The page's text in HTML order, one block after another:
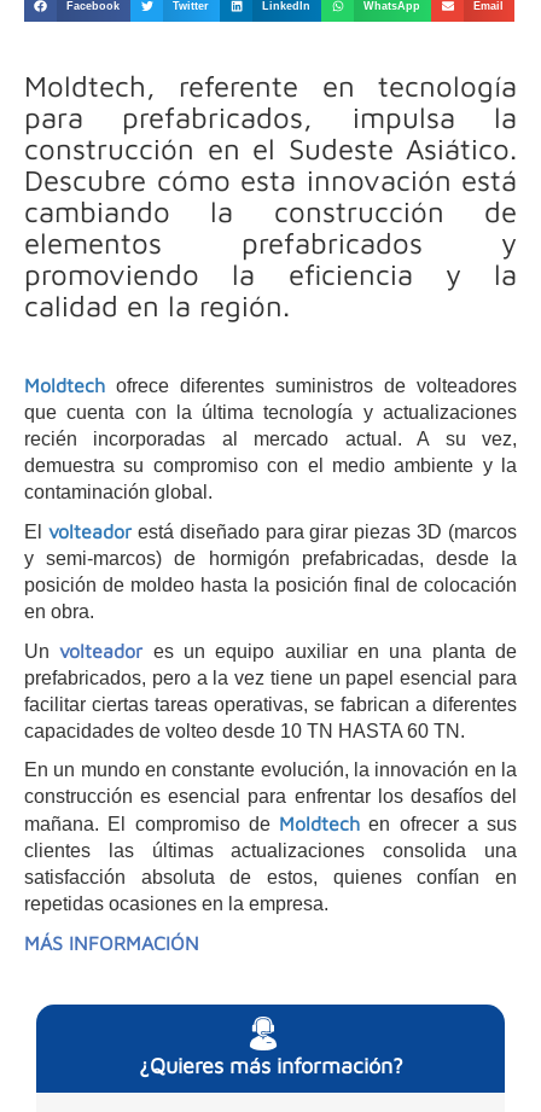
Facebook Twitter LinkedIn WhatsApp Email
Moldtech, referente en tecnología
para prefabricados, impulsa la
construcción en el Sudeste Asiático.
Descubre cómo esta innovación está
cambiando la construcción de
elementos prefabricados y
promoviendo la eficiencia y la
calidad en la región.
Moldtech ofrece diferentes suministros de volteadores
que cuenta con la última tecnología y actualizaciones
recién incorporadas al mercado actual. A su vez,
demuestra su compromiso con el medio ambiente y la
contaminación global.
El volteadorestá diseñado para girar piezas 3D (marcos
y semi-marcos) de hormigón prefabricadas, desde la
posición de moldeo hasta la posición final de colocación
en obra.
Unvolteador es un equipo auxiliar en una planta de
prefabricados, pero a la vez tiene un papel esencial para
facilitar ciertas tareas operativas, se fabrican a diferentes
capacidades de volteo desde 10 TN HASTA 60 TN.
En un mundo en constante evolución, la innovación en la
construcción es esencial para enfrentar los desafíos del
mañana. El compromiso de Moldtech en ofrecer a sus
clientes las últimas actualizaciones consolida una
satisfacción absoluta de estos, quienes confían en
repetidas ocasiones en la empresa.
MÁS INFORMACIÓN
¿Quieres más información?